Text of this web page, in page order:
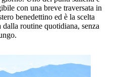
con una breve traversata in
benedettino ed è la scelta
routine quotidiana, senza